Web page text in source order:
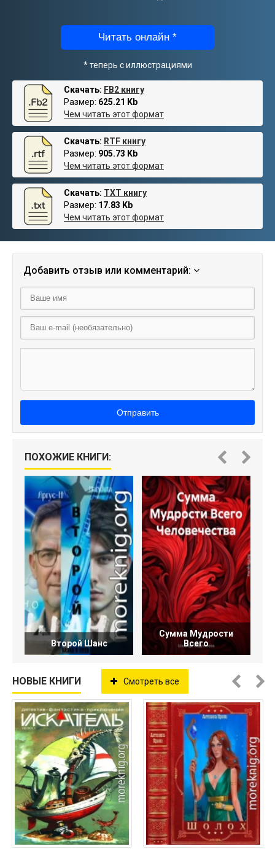
Читать онлайн *
* теперь с иллюстрациями
Скачать: FB2 книгу
Размер: 625.21 Kb
Чем читать этот формат
Скачать: RTF книгу
Размер: 905.73 Kb
Чем читать этот формат
Скачать: TXT книгу
Размер: 17.83 Kb
Чем читать этот формат
Добавить отзыв или комментарий:
Отправить
ПОХОЖИЕ КНИГИ:
Второй Шанс
Сумма Мудрости
Всего
НОВЫЕ КНИГИ Смотреть все